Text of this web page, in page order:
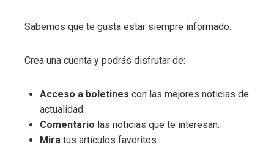
Sabemos que te gusta estar siempre informado.
Crea una cuenta y podrás disfrutar de:
Acceso a boletines con las mejores noticias de
actualidad.
Comentario las noticias que te interesan.
Mira tus artículos favoritos.